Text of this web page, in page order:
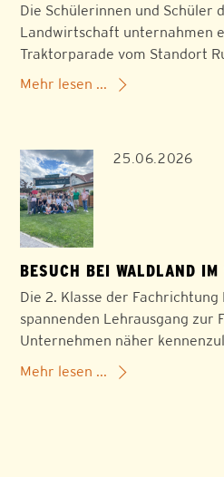
Die Schülerinnen und Schüler
Landwirtschaft unternahmen
Traktorparade vom Standort
Mehr lesen ...
25.06.2026
BESUCH BEI WALDLAND IM
Die 2. Klasse der
spannenden Lehrausgang zur
Unternehmen näher
Mehr lesen ...